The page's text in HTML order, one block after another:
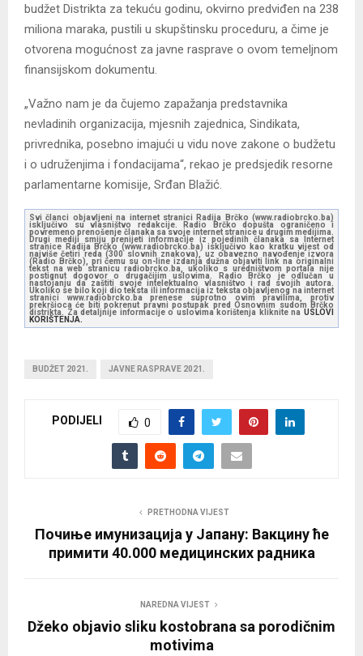
budžet Distrikta za tekuću godinu, okvirno predviđen na 238
miliona maraka, pustili u skupštinsku proceduru, a čime je
otvorena mogućnost za javne rasprave o ovom temeljnom
finansijskom dokumentu.
„Važno nam je da čujemo zapažanja predstavnika
nevladinih organizacija, mjesnih zajednica, Sindikata,
privrednika, posebno imajući u vidu nove zakone o budžetu
i o udruženjima i fondacijama“, rekao je predsjedik resorne
parlamentarne komisije, Srđan Blažić.
Svi članci objavljeni na internet stranici Radija Brčko (www.radiobrcko.ba)
isključivo su vlasništvo redakcije. Radio Brčko dopušta ograničeno i
povremeno prenošenje članaka sa svoje internet stranice u drugim medijima.
Drugi mediji smiju prenijeti informacije iz pojedinih članaka sa Internet
stranice Radija Brčko (www.radiobrcko.ba) isključivo kao kratku vijest od
najviše četiri reda (300 slovnih znakova), uz obavezno navođenje izvora
(Radio Brčko), pri čemu su on-line izdanja dužna objaviti link na originalni
tekst na web stranicu radiobrcko.ba, ukoliko s uredništvom portala nije
postignut dogovor o drugačijim uslovima. Radio Brčko je odlučan u
nastojanju da zaštiti svoje intelektualno vlasništvo i rad svojih autora.
Ukoliko se bilo koji dio teksta ili informacija iz teksta objavljenog na internet
stranici www.radiobrcko.ba prenese suprotno ovim pravilima, protiv
prekršioca će biti pokrenut pravni postupak pred Osnovnim sudom Brčko
distrikta. Za detaljnije informacije o uslovima korištenja kliknite na USLOVI
KORIŠTENJA.
BUDŽET 2021. JAVNE RASPRAVE 2021.
PODIJELI 0
PRETHODNA VIJEST
Почиње имунизација у Јапану: Вакцину ће
примити 40.000 медицинских радника
NAREDNA VIJEST
Džeko objavio sliku kostobrana sa porodičnim
motivima